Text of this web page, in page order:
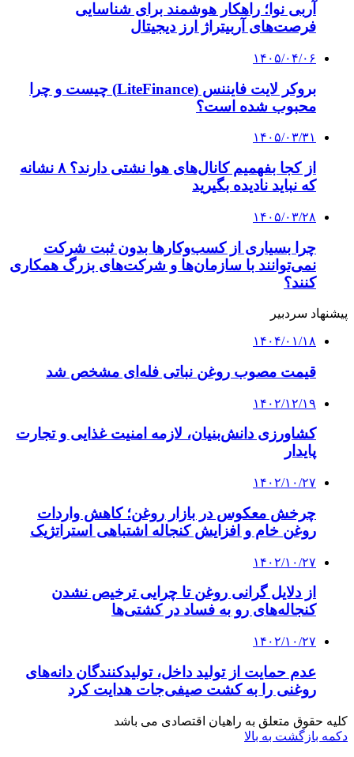
آربی نوا؛ راهکار هوشمند برای شناسایی
فرصت‌های آربیتراژ ارز دیجیتال
۱۴۰۵/۰۴/۰۶
بروکر لایت فایننس (LiteFinance) چیست و چرا
محبوب شده است؟
۱۴۰۵/۰۳/۳۱
از کجا بفهمیم کانال‌های هوا نشتی دارند؟ ۸ نشانه
که نباید نادیده بگیرید
۱۴۰۵/۰۳/۲۸
چرا بسیاری از کسب‌وکارها بدون ثبت شرکت
نمی‌توانند با سازمان‌ها و شرکت‌های بزرگ همکاری
کنند؟
پیشنهاد سردبیر
۱۴۰۴/۰۱/۱۸
قیمت مصوب روغن نباتی فله‌ای مشخص شد
۱۴۰۲/۱۲/۱۹
کشاورزی دانش‌بنیان، لازمه امنیت غذایی و تجارت
پایدار
۱۴۰۲/۱۰/۲۷
چرخش معکوس در بازار روغن؛ کاهش واردات
روغن خام و افزایش کنجاله اشتباهی استراتژیک
۱۴۰۲/۱۰/۲۷
از دلایل گرانی روغن تا چرایی ترخیص نشدن
کنجاله‌های رو به فساد در کشتی‌ها
۱۴۰۲/۱۰/۲۷
عدم حمایت از تولید داخل، تولیدکنندگان دانه‌های
روغنی را به کشت صیفی‌جات هدایت کرد
کلیه حقوق متعلق به راهیان اقتصادی می باشد
دکمه بازگشت به بالا